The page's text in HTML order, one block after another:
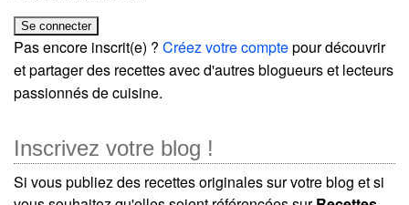
Pas encore inscrit(e) ? Créez votre comptepour découvrir
et partager des recettes avec d'autres blogueurs et lecteurs
passionnés de cuisine.
Inscrivez votre blog !
Si vous publiez des recettes originales sur votre blog et si